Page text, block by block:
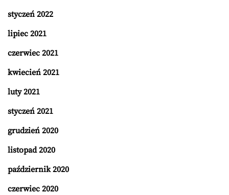
styczeń 2022
lipiec 2021
czerwiec 2021
kwiecień 2021
luty 2021
styczeń 2021
grudzień 2020
listopad 2020
październik 2020
czerwiec 2020